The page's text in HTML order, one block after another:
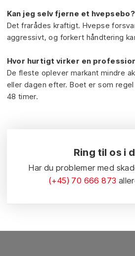
Kan jeg selv fjerne et hvepsebo?
Det frarådes kraftigt. Hvepse
aggressivt, og forkert håndtering
Hvor hurtigt virker en
De fleste oplever markant mindre
eller dagen efter. Boet er som
48 timer.
Ring til os i
Har du problemer med
(+45) 70 666 873